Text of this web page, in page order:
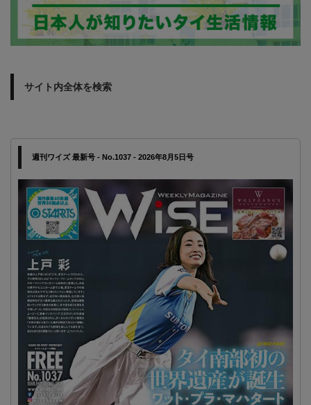
サイト内全体を検索
週刊ワイズ 最新号 - No.1037 - 2026年8月5日号